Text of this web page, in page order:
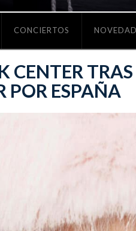
CONCIERTOS
POR ESPAÑA